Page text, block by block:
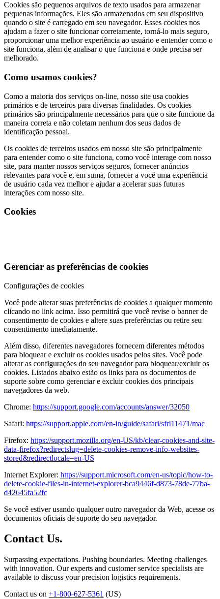
Cookies são pequenos arquivos de texto usados para armazenar
pequenas informações. Eles são armazenados em seu dispositivo
quando o site é carregado em seu navegador. Esses cookies nos
ajudam a fazer o site funcionar corretamente, torná-lo mais seguro,
proporcionar uma melhor experiência ao usuário e entender como o
site funciona, além de analisar o que funciona e onde precisa ser
melhorado.
Como usamos cookies?
Como a maioria dos serviços on-line, nosso site usa cookies
primários e de terceiros para diversas finalidades. Os cookies
primários são principalmente necessários para que o site funcione da
maneira correta e não coletam nenhum dos seus dados de
identificação pessoal.
Os cookies de terceiros usados em nosso site são principalmente
para entender como o site funciona, como você interage com nosso
site, para manter nossos serviços seguros, fornecer anúncios
relevantes para você e, em suma, fornecer a você uma experiência
de usuário cada vez melhor e ajudar a acelerar suas futuras
interações com nosso site.
Cookies
Gerenciar as preferências de cookies
Configurações de cookies
Você pode alterar suas preferências de cookies a qualquer momento
clicando no link acima. Isso permitirá que você revise o banner de
consentimento de cookies e altere suas preferências ou retire seu
consentimento imediatamente.
Além disso, diferentes navegadores fornecem diferentes métodos
para bloquear e excluir os cookies usados pelos sites. Você pode
alterar as configurações do seu navegador para bloquear/excluir os
cookies. Listados abaixo estão os links para os documentos de
suporte sobre como gerenciar e excluir cookies dos principais
navegadores da web.
Chrome: https://support.google.com/accounts/answer/32050
Safari: https://support.apple.com/en-in/guide/safari/sfri11471/mac
Firefox: https://support.mozilla.org/en-US/kb/clear-cookies-and-site-
data-firefox?redirectslug=delete-cookies-remove-info-websites-
stored&redirectlocale=en-US
Internet Explorer: https://support.microsoft.com/en-us/topic/how-to-
delete-cookie-files-in-internet-explorer-bca9446f-d873-78de-77ba-
d42645fa52fc
Se você estiver usando qualquer outro navegador da Web, acesse os
documentos oficiais de suporte do seu navegador.
Contact Us.
Surpassing expectations. Pushing boundaries. Meeting challenges
with innovation. Our experts and customer service specialists are
available to discuss your precision logistics requirements.
Contact us on +1-800-627-5361 (US)